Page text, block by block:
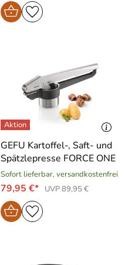
GEFU Kartoffel-, Saft- und
Spätzlepresse FORCE ONE
Sofort lieferbar, versandkostenfrei
79,95 €* UVP 89,95 €